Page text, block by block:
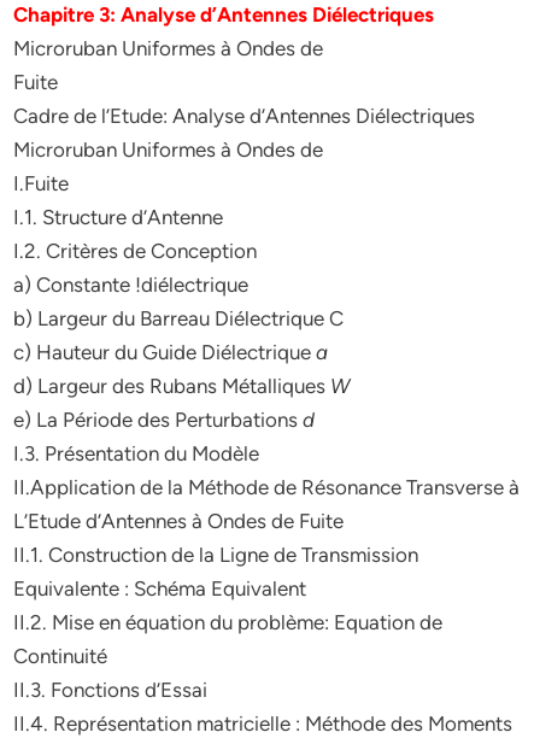
Chapitre 3: Analyse d’Antennes Diélectriques
Microruban Uniformes à Ondes de
Fuite
Cadre de l’Etude: Analyse d’Antennes Diélectriques
Microruban Uniformes à Ondes de
I.Fuite
I.1. Structure d’Antenne
I.2. Critères de Conception
a) Constante !diélectrique
b) Largeur du Barreau Diélectrique C
c) Hauteur du Guide Diélectriquea
d) Largeur des Rubans Métalliques W
e) La Période des Perturbationsd
I.3. Présentation du Modèle
II.Application de la Méthode de Résonance Transverse à
L’Etude d’Antennes à Ondes de Fuite
II.1. Construction de la Ligne de Transmission
Equivalente : Schéma Equivalent
II.2. Mise en équation du problème: Equation de
Continuité
II.3. Fonctions d’Essai
II.4. Représentation matricielle : Méthode des Moments